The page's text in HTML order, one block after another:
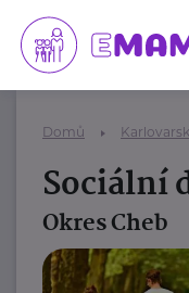
Domů
Sociální
Okres Cheb